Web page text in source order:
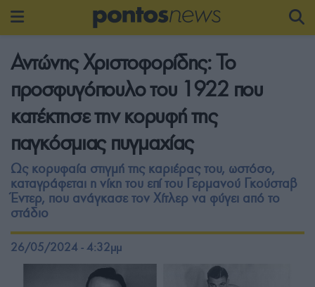
Αντώνης Χριστοφορίδης: Το
προσφυγόπουλο του 1922 που
κατέκτησε την κορυφή της
παγκόσμιας πυγμαχίας
Ως κορυφαία στιγμή της καριέρας του, ωστόσο,
καταγράφεται η νίκη του επί του Γερμανού Γκούσταβ
Έντερ, που ανάγκασε τον Χίτλερ να φύγει από το
στάδιο
26/05/2024 - 4:32μμ